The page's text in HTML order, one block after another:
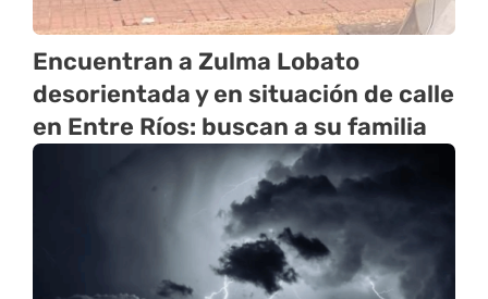
Encuentran a Zulma Lobato
desorientada y en situación de calle
en Entre Ríos: buscan a su familia